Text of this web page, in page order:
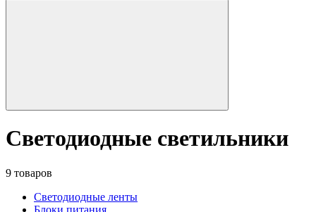
Светодиодные светильники
9 товаров
Светодиодные ленты
Блоки питания